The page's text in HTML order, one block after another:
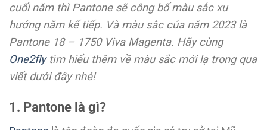
cuối năm thì Pantone sẽ công bố màu sắc xu
hướng năm kế tiếp. Và màu sắc của năm 2023 là
Pantone 18 – 1750 Viva Magenta. Hãy cùng
One2flytìm hiểu thêm về màu sắc mới lạ trong qua
viết dưới đây nhé!
1. Pantone là gì?